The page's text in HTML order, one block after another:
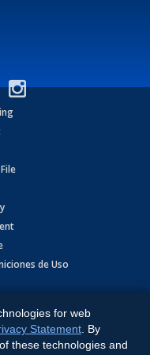
de Uso
Shore Software
for web
Statement . By
these technologies and